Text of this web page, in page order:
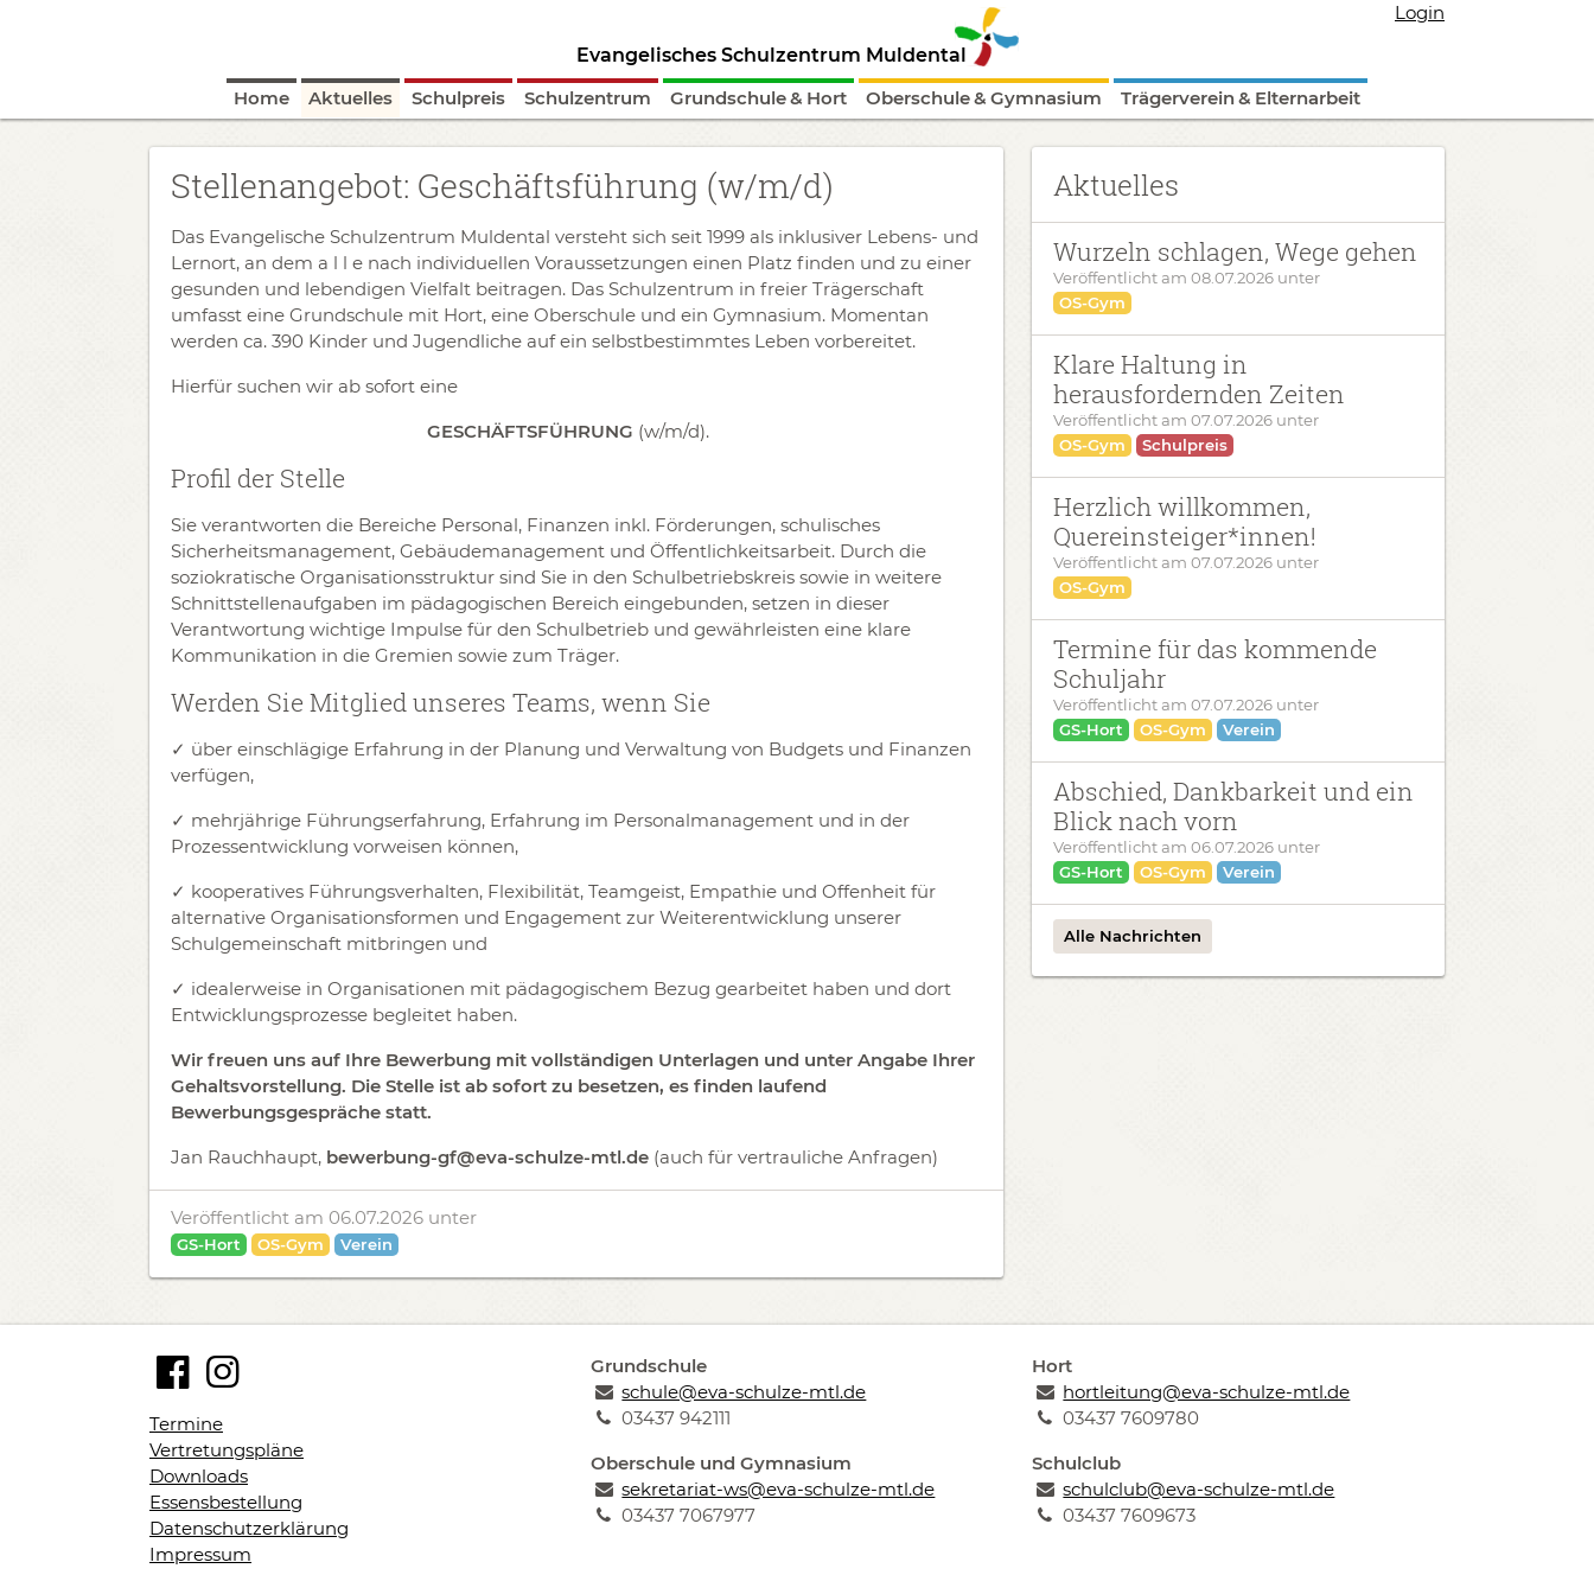
Evangelisches Schulzentrum Muldental
Login
Home Aktuelles Schulpreis Schulzentrum Grundschule & Hort Oberschule & Gymnasium Trägerverein & Elternarbeit
Stellenangebot: Geschäftsführung (w/m/d)
Das Evangelische Schulzentrum Muldental versteht sich seit 1999 als inklusiver Lebens- und
Lernort, an dem a l l e nach individuellen Voraussetzungen einen Platz finden und zu einer
gesunden und lebendigen Vielfalt beitragen. Das Schulzentrum in freier Trägerschaft
umfasst eine Grundschule mit Hort, eine Oberschule und ein Gymnasium. Momentan
werden ca. 390 Kinder und Jugendliche auf ein selbstbestimmtes Leben vorbereitet.
Hierfür suchen wir ab sofort eine
GESCHÄFTSFÜHRUNG (w/m/d).
Profil der Stelle
Sie verantworten die Bereiche Personal, Finanzen inkl. Förderungen, schulisches
Sicherheitsmanagement, Gebäudemanagement und Öffentlichkeitsarbeit. Durch die
soziokratische Organisationsstruktur sind Sie in den Schulbetriebskreis sowie in weitere
Schnittstellenaufgaben im pädagogischen Bereich eingebunden, setzen in dieser
Verantwortung wichtige Impulse für den Schulbetrieb und gewährleisten eine klare
Kommunikation in die Gremien sowie zum Träger.
Werden Sie Mitglied unseres Teams, wenn Sie
✓ über einschlägige Erfahrung in der Planung und Verwaltung von Budgets und Finanzen
verfügen,
✓ mehrjährige Führungserfahrung, Erfahrung im Personalmanagement und in der
Prozessentwicklung vorweisen können,
✓ kooperatives Führungsverhalten, Flexibilität, Teamgeist, Empathie und Offenheit für
alternative Organisationsformen und Engagement zur Weiterentwicklung unserer
Schulgemeinschaft mitbringen und
✓ idealerweise in Organisationen mit pädagogischem Bezug gearbeitet haben und dort
Entwicklungsprozesse begleitet haben.
Wir freuen uns auf Ihre Bewerbung mit vollständigen Unterlagen und unter Angabe Ihrer
Gehaltsvorstellung. Die Stelle ist ab sofort zu besetzen, es finden laufend
Bewerbungsgespräche statt.
Jan Rauchhaupt, bewerbung-gf@eva-schulze-mtl.de (auch für vertrauliche Anfragen)
Veröffentlicht am 06.07.2026 unter
GS-Hort OS-Gym Verein
Aktuelles
Wurzeln schlagen, Wege gehen
Veröffentlicht am 08.07.2026 unter
OS-Gym
Klare Haltung in
herausfordernden Zeiten
Veröffentlicht am 07.07.2026 unter
OS-Gym
Schulpreis
Herzlich willkommen,
Quereinsteiger*innen!
Veröffentlicht am 07.07.2026 unter
OS-Gym
Termine für das kommende
Schuljahr
Veröffentlicht am 07.07.2026 unter
GS-Hort
OS-Gym Verein
Abschied, Dankbarkeit und ein
Blick nach vorn
Veröffentlicht am 06.07.2026 unter
GS-Hort
OS-Gym Verein
Alle Nachrichten
Termine
Vertretungspläne
Downloads
Essensbestellung
Datenschutzerklärung
Impressum
Grundschule
schule@eva-schulze-mtl.de
03437 942111
Oberschule und Gymnasium
sekretariat-ws@eva-schulze-mtl.de
03437 7067977
Hort
hortleitung@eva-schulze-mtl.de
03437 7609780
Schulclub
schulclub@eva-schulze-mtl.de
03437 7609673